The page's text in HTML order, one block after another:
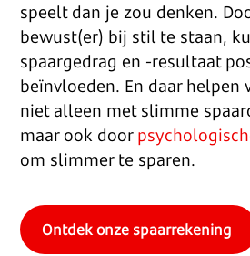
speelt dan je zou denken.
bewust(er) bij stil te staan,
spaargedrag en -resultaat
beïnvloeden. En daar helpen
niet alleen met slimme
maar ook door
om slimmer te sparen.
Ontdek onze spaarrekening